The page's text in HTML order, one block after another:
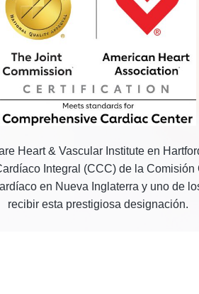
Heart & Vascular Institute en
Integral (CCC) de la
en Nueva Inglaterra y uno de
recibir esta prestigiosa designación.